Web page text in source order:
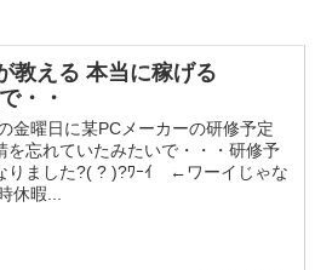
教える 本当に稼げる
・・
金曜日に某PCメーカーの研修予定
を忘れていたみたいで・・・研修予
りました?( ? )?ﾜｰｲ ←ワーイじゃな
休暇...